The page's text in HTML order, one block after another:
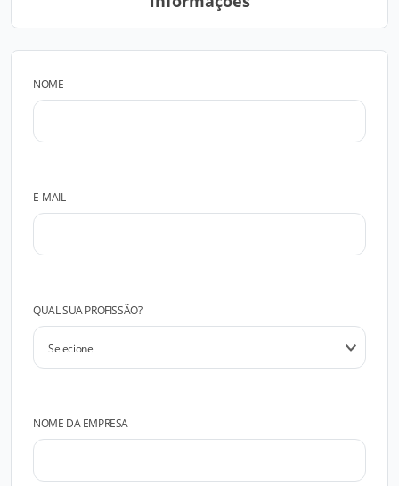
NOME
E-MAIL
QUAL SUA PROFISSÃO?
NOME DA EMPRESA